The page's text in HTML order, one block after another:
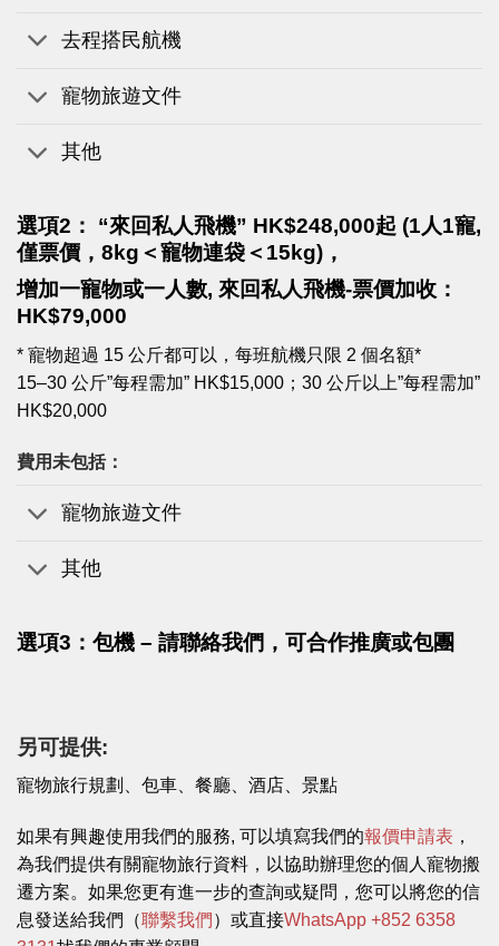
去程搭民航機
寵物旅遊文件
其他
選項2： “來回私人飛機” HK$248,000起 (1人1寵,
僅票價， 8kg＜寵物連袋＜15kg)，
增加一寵物或一人數, 來回私人飛機-票價加收：
HK$79,000
* 寵物超過 15 公斤都可以，每班航機只限 2 個名額*
15–30 公斤”每程需加” HK$15,000；30 公斤以上”每程需加”
HK$20,000
費用未包括：
寵物旅遊文件
其他
選項3：包機 – 請聯絡我們，可合作推廣或包團
另可提供:
寵物旅行規劃、包車、餐廳、酒店、景點
如果有興趣使用我們的服務, 可以填寫我們的報價申請表 ，
為我們提供有關寵物旅行資料，以協助辦理您的個人寵物搬
遷方案。如果您更有進一步的查詢或疑問，您可以將您的信
息發送給我們（聯繫我們 ）或直接WhatsApp +852 6358